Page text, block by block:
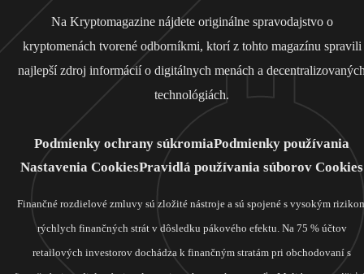
Na Kryptomagazine nájdete originálne spravodajstvo o
kryptomenách tvorené odborníkmi, ktorí z tohto magazínu spravili
najlepší zdroj informácií o digitálnych menách a
technológiách.
Podmienky ochrany súkromiaPodmienky používania
Nastavenia CookiesPravidlá používania súborov Cookies
Finančné rozdielové zmluvy sú zložité nástroje a sú spojené s vysokým
rýchlych finančných strát v dôsledku pákového efektu. Na 75 % účtov
retailových investorov dochádza k finančným stratám pri obchodovaní s